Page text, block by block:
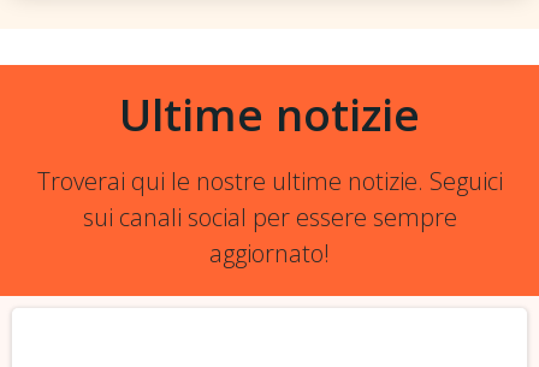
Ultime notizie
Troverai qui le nostre ultime notizie. Seguici
sui canali social per essere sempre
aggiornato!